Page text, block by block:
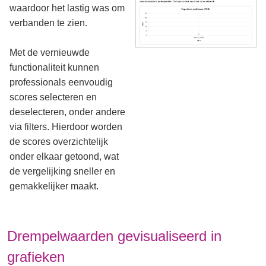
waardoor het lastig was om
verbanden te zien.
Met de vernieuwde
functionaliteit kunnen
professionals eenvoudig
scores selecteren en
deselecteren, onder andere
via filters. Hierdoor worden
de scores overzichtelijk
onder elkaar getoond, wat
de vergelijking sneller en
gemakkelijker maakt.
Drempelwaarden gevisualiseerd in
grafieken